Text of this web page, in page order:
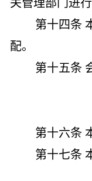
关管理部门进行
第十四条
配。
第十五条
第十六条
第十七条